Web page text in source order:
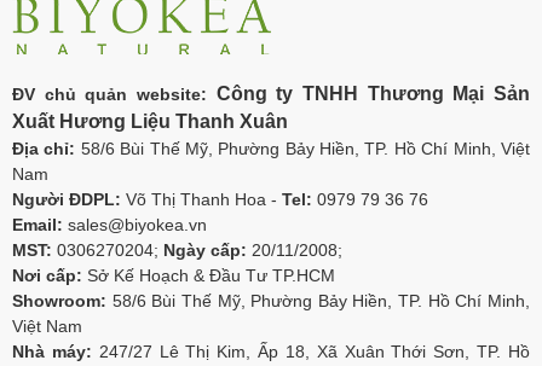
ĐV chủ quản website: Công ty TNHH Thương Mại Sản
Xuất Hương Liệu Thanh Xuân
Địa chỉ: 58/6 Bùi Thế Mỹ, Phường Bảy Hiền, TP. Hồ Chí Minh, Việt
Nam
Người ĐDPL: Võ Thị Thanh Hoa - Tel: 0979 79 36 76
Email: sales@biyokea.vn
MST: 0306270204; Ngày cấp: 20/11/2008;
Nơi cấp: Sở Kế Hoạch & Đầu Tư TP.HCM
Showroom: 58/6 Bùi Thế Mỹ, Phường Bảy Hiền, TP. Hồ Chí Minh,
Việt Nam
Nhà máy: 247/27 Lê Thị Kim, Ấp 18, Xã Xuân Thới Sơn, TP. Hồ